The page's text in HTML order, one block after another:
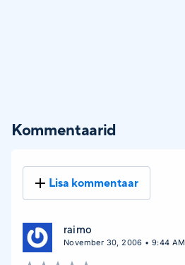
Kommentaarid
Lisa kommentaar
raimo
November 30, 2006 • 9:44 AM